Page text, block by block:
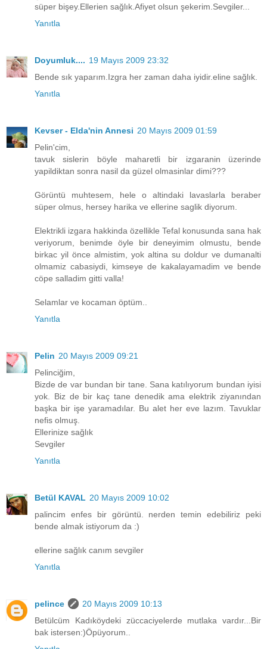
süper bişey.Ellerien sağlık.Afiyet olsun şekerim.Sevgiler...
Yanıtla
Doyumluk.... 19 Mayıs 2009 23:32
Bende sık yaparım.Izgra her zaman daha iyidir.eline sağlık.
Yanıtla
Kevser - Elda'nin Annesi 20 Mayıs 2009 01:59
Pelin'cim,
tavuk sislerin böyle maharetli bir izgaranin üzerinde
yapildiktan sonra nasil da güzel olmasinlar dimi???
Görüntü muhtesem, hele o altindaki lavaslarla beraber
süper olmus, hersey harika ve ellerine saglik diyorum.
Elektrikli izgara hakkinda özellikle Tefal konusunda sana hak
veriyorum, benimde öyle bir deneyimim olmustu, bende
birkac yil önce almistim, yok altina su doldur ve dumanalti
olmamiz cabasiydi, kimseye de kakalayamadim ve bende
cöpe salladim gitti valla!
Selamlar ve kocaman öptüm..
Yanıtla
Pelin 20 Mayıs 2009 09:21
Pelinciğim,
Bizde de var bundan bir tane. Sana katılıyorum bundan iyisi
yok. Biz de bir kaç tane denedik ama elektrik ziyanından
başka bir işe yaramadılar. Bu alet her eve lazım. Tavuklar
nefis olmuş.
Ellerinize sağlık
Sevgiler
Yanıtla
Betül KAVAL 20 Mayıs 2009 10:02
palincim enfes bir görüntü. nerden temin edebiliriz peki
bende almak istiyorum da :)
ellerine sağlık canım sevgiler
Yanıtla
pelince
20 Mayıs 2009 10:13
Betülcüm Kadıköydeki züccaciyelerde mutlaka vardır...Bir
bak istersen:)Öpüyorum..